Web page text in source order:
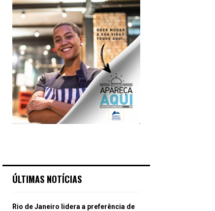
ÚLTIMAS NOTÍCIAS
Rio de Janeiro lidera a preferência de